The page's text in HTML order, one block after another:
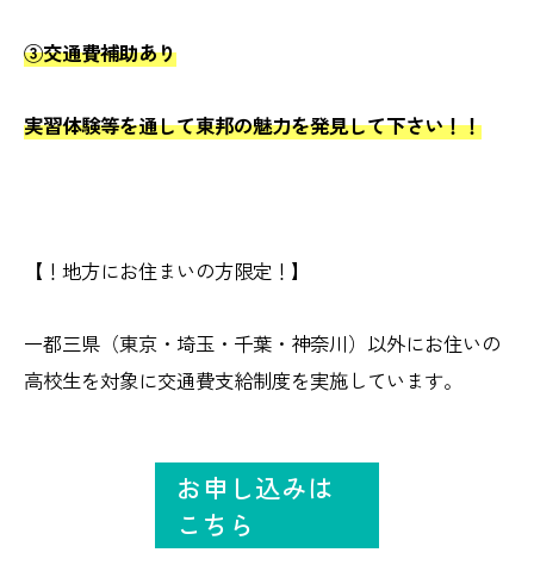
③交通費補助あり
実習体験等を通して東邦の魅力を発見して下さい！！
【！地方にお住まいの方限定！】
一都三県（東京・埼玉・千葉・神奈川）以外にお住いの
高校生を対象に交通費支給制度を実施しています。
お申し込みは
こちら